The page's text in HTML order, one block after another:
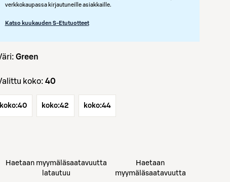
verkkokaupassa kirjautuneille asiakkaille.
Katso kuukauden S-Etutuotteet
väri: Green
Valittu koko: 40
koko:40 koko:42 koko:44
Haetaan myymäläsaatavuutta
latautuu
Haetaan
myymäläsaatavuutta